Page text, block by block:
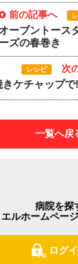
前の記事へ
ーブントース
ーズの春巻き
レシピ 次
きケチャップ
一覧へ戻
病院を探
エルホームペー
ログ